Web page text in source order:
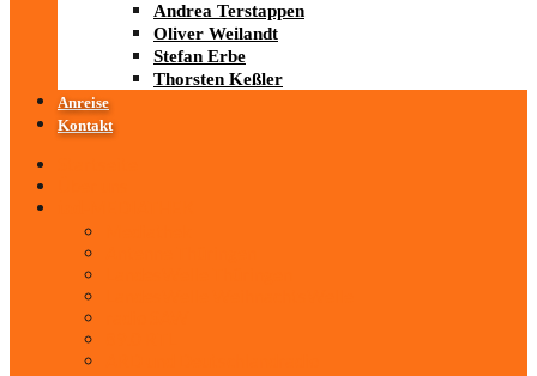
Andrea Terstappen
Oliver Weilandt
Stefan Erbe
Thorsten Keßler
Anreise
Kontakt